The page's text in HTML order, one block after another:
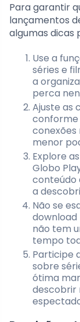
Para garantir
lançamentos
algumas dicas
Use a
séries e
a
perca
Ajuste as
conforme
conexões
menor
Explore
Globo
conteúdo
a
Não se
download
não tem
tempo
Participe
sobre
ótima
descobrir